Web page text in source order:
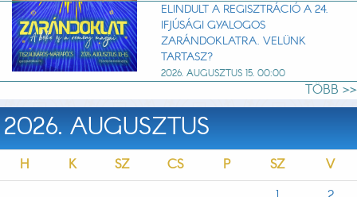
ELINDULT A REGISZTRÁCIÓ A 24.
IFJÚSÁGI GYALOGOS
ZARÁNDOKLATRA. VELÜNK
TARTASZ?
2026. AUGUSZTUS 15. 00:00
TÖBB >>
2026. AUGUSZTUS
H K SZ CS P SZ
V